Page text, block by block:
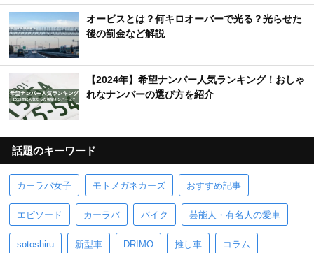
オービスとは？何キロオーバーで光る？光らせた
後の罰金など解説
【2024年】希望ナンバー人気ランキング！おしゃ
れなナンバーの選び方を紹介
話題のキーワード
カーラバ女子 モトメガネカーズ おすすめ記事
エピソード カーラバ バイク 芸能人・有名人の愛車
sotoshiru 新型車 DRIMO 推し車 コラム